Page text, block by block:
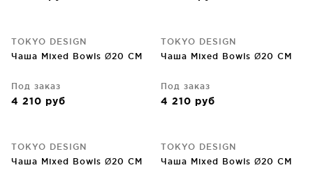
TOKYO DESIGN
Чаша Mixed Bowls Ø20 CM
Под заказ
4 210 руб
TOKYO DESIGN
Чаша Mixed Bowls Ø20 CM
Под заказ
4 210 руб
TOKYO DESIGN
Чаша Mixed Bowls Ø20 CM
TOKYO DESIGN
Чаша Mixed Bowls Ø20 CM